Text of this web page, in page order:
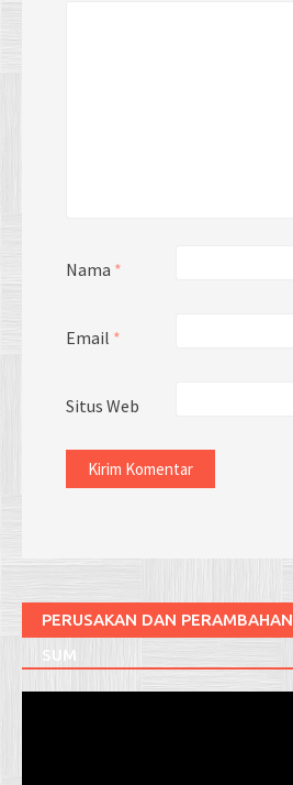
Nama *
Email *
Situs Web
PERUSAKAN DAN
SUM